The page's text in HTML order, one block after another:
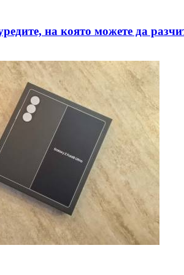
на която можете да